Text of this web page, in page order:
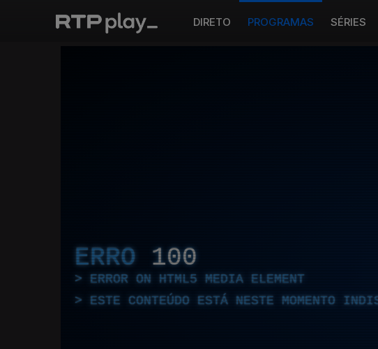
DIRETO PROGRAMAS SÉRIES
ERRO 100
ERROR ON HTML5 MEDIA ELEMENT
ESTE CONTEÚDO ESTÁ NESTE MOMENTO